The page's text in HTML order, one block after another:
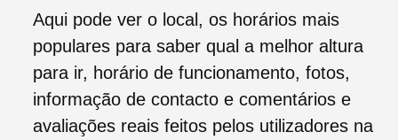
Aqui pode ver o local, os horários mais
populares para saber qual a melhor altura
para ir, horário de funcionamento, fotos,
informação de contacto e comentários e
avaliações reais feitos pelos utilizadores na